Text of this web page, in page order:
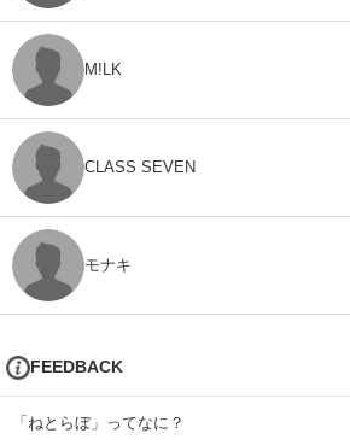
M!LK
CLASS SEVEN
モナキ
FEEDBACK
「ねとらぼ」ってなに？